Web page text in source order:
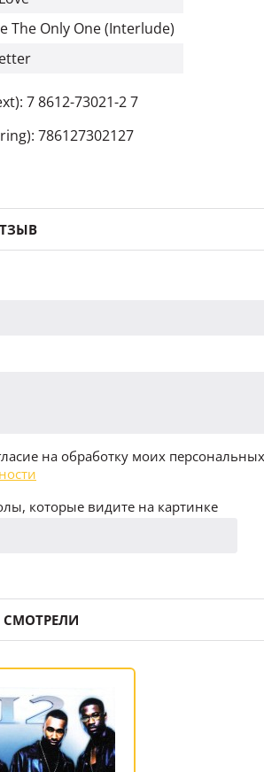
The Only One (Interlude)
7 8612-73021-2 7
786127302127
на обработку моих
которые видите на картинке